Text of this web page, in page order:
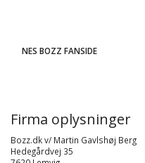
NES BOZZ FANSIDE
Firma oplysninger
Bozz.dk v/ Martin Gavlshøj Berg
Hedegårdvej 35